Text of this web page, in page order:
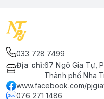
033 728 7499
Địa chỉ:67 Ngô Gia Tự,
Thành phố Nha
www.facebook.com/
076 271 1486